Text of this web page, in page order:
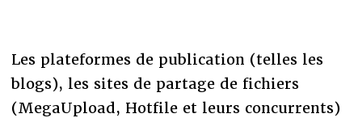
Les plateformes de publication (telles les
blogs), les sites de partage de fichiers
(MegaUpload, Hotfile et leurs concurrents)